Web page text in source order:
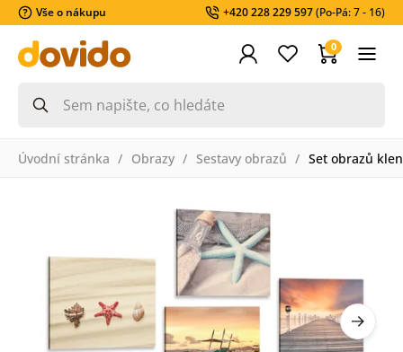
Vše o nákupu +420 228 229 597(Po-Pá: 7 - 16)
0
Úvodní stránka Obrazy Sestavy obrazů Set obrazů